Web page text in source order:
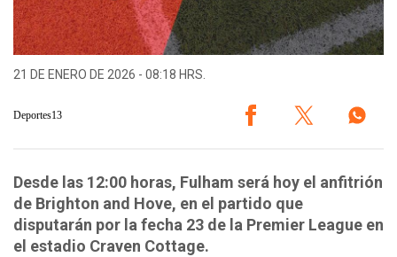
21 DE ENERO DE 2026 - 08:18 HRS.
Deportes13
Desde las 12:00 horas, Fulham será hoy el anfitrión
de Brighton and Hove, en el partido que
disputarán por la fecha 23 de la Premier League en
el estadio Craven Cottage.